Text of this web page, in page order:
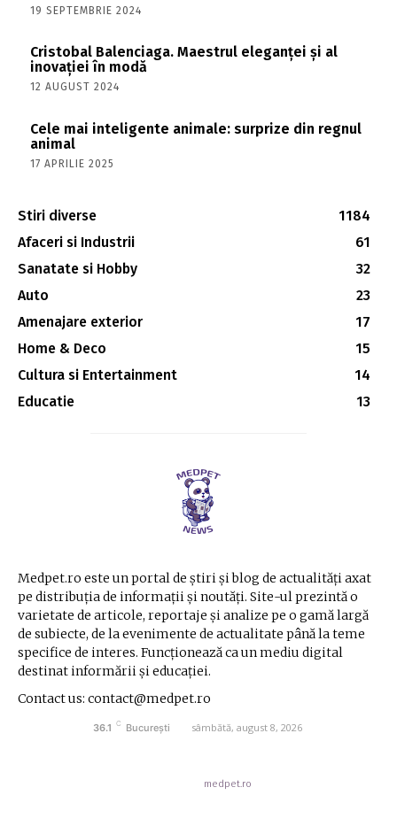
19 SEPTEMBRIE 2024
Cristobal Balenciaga. Maestrul eleganței și al
inovației în modă
12 AUGUST 2024
Cele mai inteligente animale: surprize din regnul
animal
17 APRILIE 2025
Stiri diverse
1184
Afaceri si Industrii
61
Sanatate si Hobby
32
Auto
23
Amenajare exterior
17
Home & Deco
15
Cultura si Entertainment
14
Educatie
13
Medpet.ro este un portal de știri și blog de actualități axat
pe distribuția de informații și noutăți. Site-ul prezintă o
varietate de articole, reportaje și analize pe o gamă largă
de subiecte, de la evenimente de actualitate până la teme
specifice de interes. Funcționează ca un mediu digital
destinat informării și educației.
Contact us: contact@medpet.ro
36.1 C București sâmbătă, august 8, 2026
medpet.ro